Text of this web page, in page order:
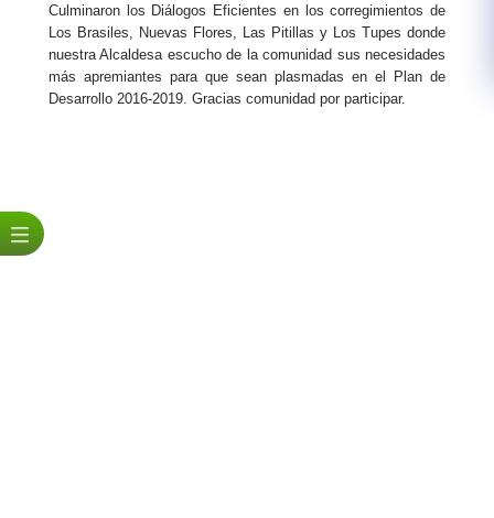
​Culminaron los Diálogos Eficientes en los corregimientos de
Los Brasiles, Nuevas Flores, Las Pitillas y Los Tupes donde
nuestra Alcaldesa escucho de la comunidad sus necesidades
más apremiantes para que sean plasmadas en el Plan de
Desarrollo 2016-2019. Gracias comunidad por participar.​